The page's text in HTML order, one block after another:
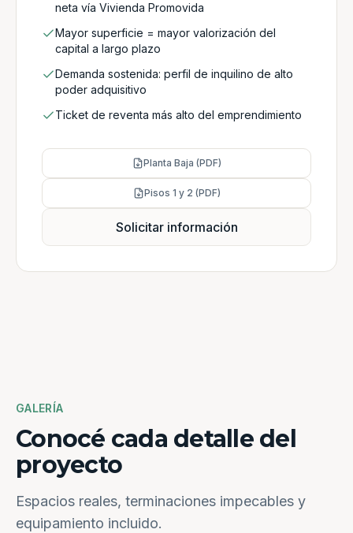
neta vía Vivienda Promovida
Mayor superficie = mayor valorización del
capital a largo plazo
Demanda sostenida: perfil de inquilino de alto
poder adquisitivo
Ticket de reventa más alto del emprendimiento
Planta Baja (PDF)
Pisos 1 y 2 (PDF)
Solicitar información
GALERÍA
Conocé cada detalle del
proyecto
Espacios reales, terminaciones impecables y
equipamiento incluido.